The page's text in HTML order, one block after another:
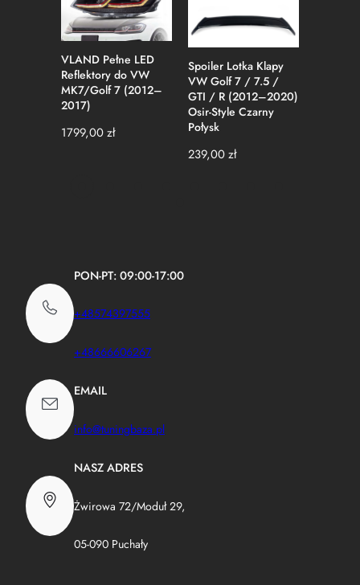
VLAND Pełne LED
Reflektory do VW
MK7/Golf 7 (2012–
2017)
1799,00zł
Spoiler Lotka Klapy
VW Golf 7 / 7.5 /
GTI / R (2012–2020)
Osir-Style Czarny
Połysk
239,00zł
PON-PT: 09:00-17:00
+48574397555
+48666606267
EMAIL
info@tuningbaza.pl
NASZ ADRES
Żwirowa 72/Moduł 29,
05-090 Puchały